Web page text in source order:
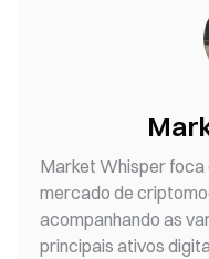
Market Whisper foca
mercado de
acompanhando as
principais ativos